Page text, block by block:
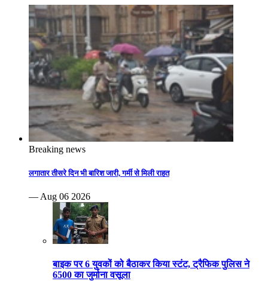
Breaking news
लगातार तीसरे दिन भी बारिश जारी, गर्मी से मिली राहत
— Aug 06 2026
बाइक पर 6 युवकों को बैठाकर किया स्टंट, ट्रैफिक पुलिस ने
6500 का जुर्माना वसूला